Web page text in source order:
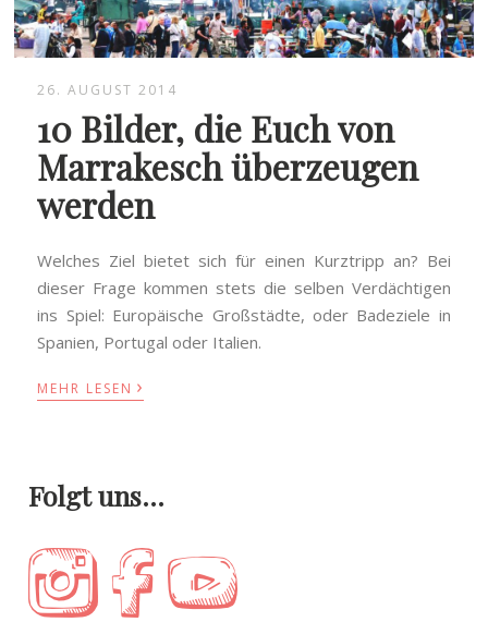
26. AUGUST 2014
10 Bilder, die Euch von
Marrakesch überzeugen
werden
Welches Ziel bietet sich für einen Kurztripp an? Bei
dieser Frage kommen stets die selben Verdächtigen
ins Spiel: Europäische Großstädte, oder Badeziele in
Spanien, Portugal oder Italien.
MEHR LESEN ›
Folgt uns…